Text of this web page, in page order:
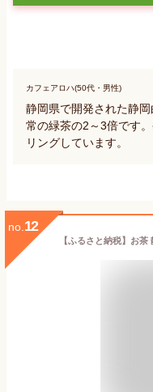
カフェアロハ(50代・男性)
静岡県で開発された静
常の緑茶の2～3倍です
リングしています。
no. 12